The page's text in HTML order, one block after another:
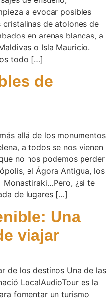
a evocar posibles
cristalinas de atolones de
en arenas blancas, a
o Isla Mauricio.
todo […]
de
allá de los monumentos
a todos se nos vienen
no nos podemos perder
el Ágora Antigua, los
¿si te
de lugares […]
Una
viajar
de los destinos Una de las
LocalAudioTour es la
fomentar un turismo